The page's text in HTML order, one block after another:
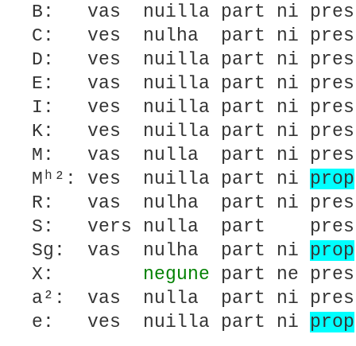
B: vas nuilla part ni
C: ves nulha part ni pres
D: ves nuilla part ni
E: vas nuilla part ni pres
I: ves nuilla part ni pres
K: ves nuilla part ni
M: vas nulla part ni
Mʰ²: ves nuilla part ni prop
R: vas nulha part ni pres
S: vers nulla part pres
Sg: vas nulha part ni prop
X: negune part ne
a²: vas nulla part ni
e: ves nuilla part ni prop